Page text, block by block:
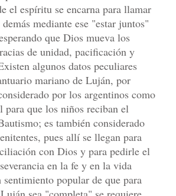
el espíritu se encarna para llamar
mediante ese "estar juntos"
que Dios mueva los
de unidad, pacificación y
algunos datos peculiares
mariano de Luján, por
por los argentinos como
para que los niños reciban el
es también considerado
pues allí se llegan para
con Dios y para pedirle el
en la fe y en la vida
popular de que para